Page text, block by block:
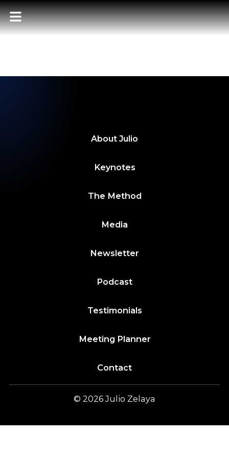
POWER BITES –
SEMANA 30
About Julio
Keynotes
The Method
Media
Newsletter
Podcast
Testimonials
Meeting Planner
Contact
© 2026Julio Zelaya